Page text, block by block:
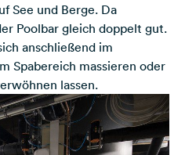
See und Berge. Da
Poolbar gleich doppelt gut.
anschließend im
Spabereich massieren oder
lassen.